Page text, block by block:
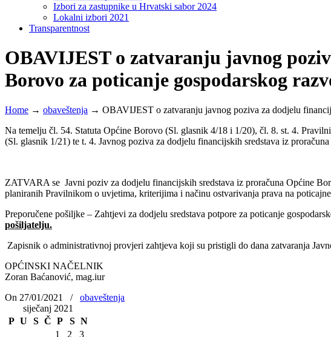
Izbori za zastupnike u Hrvatski sabor 2024
Lokalni izbori 2021
Transparentnost
OBAVIJEST o zatvaranju javnog
Borovo za poticanje gospodarskog
Home → obaveštenja → OBAVIJEST o zatvaranju javnog poziva za dodjelu
Na temelju čl. 54. Statuta Općine Borovo (Sl. glasnik 4/18 i 1/20), čl. 8. st. 4.
(Sl. glasnik 1/21) te t. 4. Javnog poziva za dodjelu financijskih sredstava iz
ZATVARA se Javni poziv za dodjelu financijskih sredstava iz proračuna Općine
planiranih Pravilnikom o uvjetima, kriterijima i načinu ostvarivanja prava na
Preporučene pošiljke – Zahtjevi za dodjelu sredstava potpore za poticanje
pošiljatelju.
Zapisnik o administrativnoj provjeri zahtjeva koji su pristigli do dana zatvaranja
OPĆINSKI NAČELNIK
Zoran Baćanović, mag.iur
On 27/01/2021
/
obaveštenja
siječanj 2021
P U S Č P S N
1
2
3